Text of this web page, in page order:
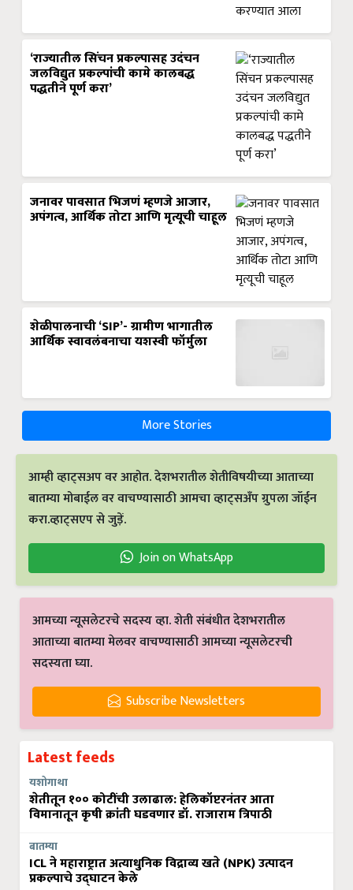
‘राज्यातील सिंचन प्रकल्पासह उदंचन
जलविद्युत प्रकल्पांची कामे कालबद्ध
पद्धतीने पूर्ण करा’
जनावर पावसात भिजणं म्हणजे आजार,
अपंगत्व, आर्थिक तोटा आणि मृत्यूची चाहूल
शेळीपालनाची ‘SIP’- ग्रामीण भागातील
आर्थिक स्वावलंबनाचा यशस्वी फॉर्मुला
More Stories
आम्ही व्हाट्सअप वर आहोत. देशभरातील शेतीविषयीच्या आताच्या
बातम्या मोबाईल वर वाचण्यासाठी आमचा व्हाट्सअँप ग्रुपला जॉईन
करा.व्हाट्सएप से जुड़ें.
Join on WhatsApp
आमच्या न्यूसलेटरचे सदस्य व्हा. शेती संबंधीत देशभरातील
आताच्या बातम्या मेलवर वाचण्यासाठी आमच्या न्यूसलेटरची
सदस्यता घ्या.
Subscribe Newsletters
Latest feeds
यशोगाथा
शेतीतून १०० कोटींची उलाढाल: हेलिकॉप्टरनंतर आता
विमानातून कृषी क्रांती घडवणार डॉ. राजाराम त्रिपाठी
बातम्या
ICL ने महाराष्ट्रात अत्याधुनिक विद्राव्य खते (NPK) उत्पादन
प्रकल्पाचे उद्घाटन केले